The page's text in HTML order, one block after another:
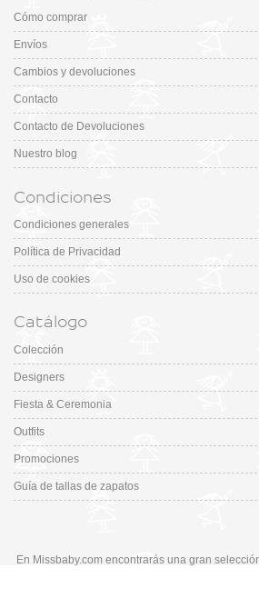
Cómo comprar
Envíos
Cambios y devoluciones
Contacto
Contacto de Devoluciones
Nuestro blog
Condiciones
Condiciones generales
Política de Privacidad
Uso de cookies
Catálogo
Colección
Designers
Fiesta & Ceremonia
Outfits
Promociones
Guía de tallas de zapatos
En Missbaby.com encontrarás una gran